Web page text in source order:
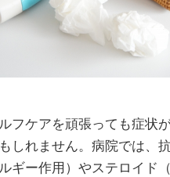
フケアを頑張っても症状
しれません。病院では、
ギー作用）やステロイド